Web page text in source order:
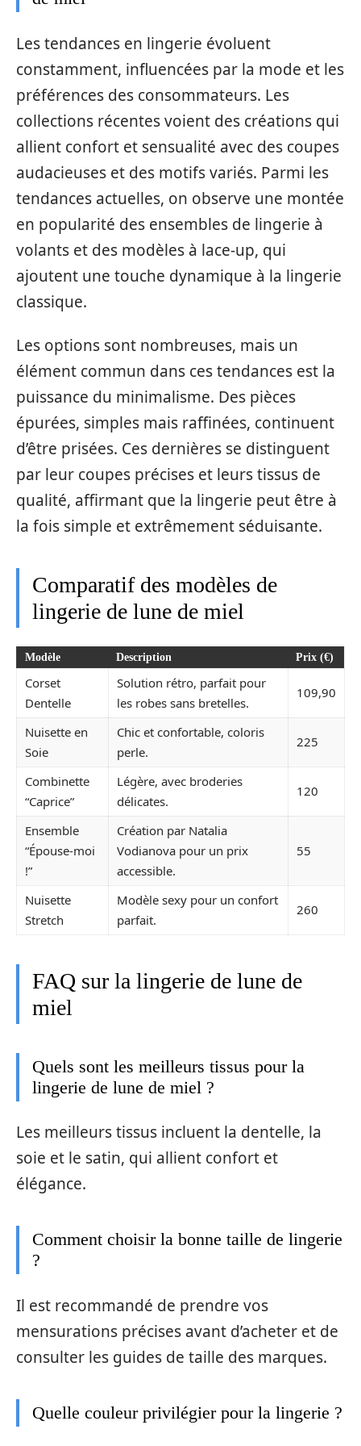
Les tendances en lingerie évoluent
constamment, influencées par la mode et les
préférences des consommateurs. Les
collections récentes voient des créations qui
allient confort et sensualité avec des coupes
audacieuses et des motifs variés. Parmi les
tendances actuelles, on observe une montée
en popularité des ensembles de lingerie à
volants et des modèles à lace-up, qui
ajoutent une touche dynamique à la lingerie
classique.
Les options sont nombreuses, mais un
élément commun dans ces tendances est la
puissance du minimalisme. Des pièces
épurées, simples mais raffinées, continuent
d’être prisées. Ces dernières se distinguent
par leur coupes précises et leurs tissus de
qualité, affirmant que la lingerie peut être à
la fois simple et extrêmement séduisante.
Comparatif des modèles de
lingerie de lune de miel
Modèle Description Prix (€)
Corset
Dentelle
Solution rétro, parfait pour
les robes sans bretelles.
109,90
Nuisette en
Soie
Chic et confortable, coloris
perle.
225
Combinette
“Caprice”
Légère, avec broderies
délicates.
120
Ensemble
“Épouse-moi
!”
Création par Natalia
Vodianova pour un prix
accessible.
55
Nuisette
Stretch
Modèle sexy pour un confort
parfait.
260
FAQ sur la lingerie de lune de
miel
Quels sont les meilleurs tissus pour la
lingerie de lune de miel ?
Les meilleurs tissus incluent la dentelle, la
soie et le satin, qui allient confort et
élégance.
Comment choisir la bonne taille de lingerie
?
Il est recommandé de prendre vos
mensurations précises avant d’acheter et de
consulter les guides de taille des marques.
Quelle couleur privilégier pour la lingerie ?